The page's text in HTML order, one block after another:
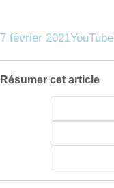
7 février 2021YouTube
Résumer cet article